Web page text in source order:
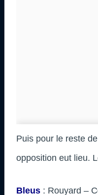
Puis pour le reste
opposition eut lieu.
Bleus : Rouyard –